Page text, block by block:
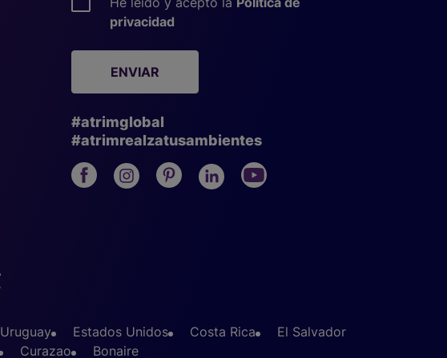
privacidad
ENVIAR
#atrimglobal
#atrimrealzatusambientes
Uruguay Estados Unidos Costa Rica
El Salvador
Curazao Bonaire